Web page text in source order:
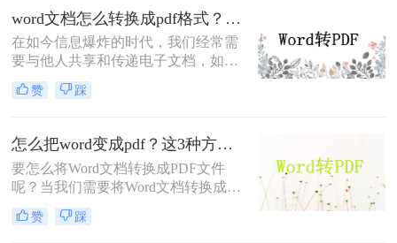
的格式。因此，将Word文件转换为
PDF格式成为了许多人的需求。本文
将为您介绍word转pdf在线免费转换器
哪个好用，帮助您轻松完成格式转
换。
word文档怎么转换成pdf格式？分享3个超实用转换方法！
在如今信息爆炸的时代，我们经常需
要与他人共享和传递电子文档，如何
在不同操作系统之间无缝转换文档格
式，成为了大家普遍关注的问题。特
他们需要将自己的word文档转换为
PDF格式，以便于分享和保护文章内
容。在本文中，我们将详细介绍word
文档怎么转换成pdf格式，并保证文档
的内容和格式不受任何损失。
赞 踩
怎么把word变成pdf？这3种方法，任你选择！
要怎么将Word文档转换成PDF文件
呢？当我们需要将Word文档转换成
PDF的格式时，有什么方法可以转
换？其实怎么把word变成pdf很简单，
赞 踩